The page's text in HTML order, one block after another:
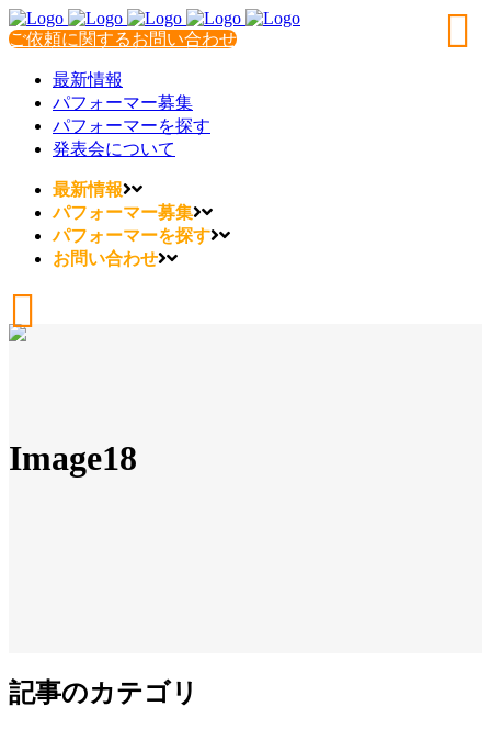
ご依頼に関するお問い合わせ
最新情報
パフォーマー募集
パフォーマーを探す
発表会について
最新情報
パフォーマー募集
パフォーマーを探す
お問い合わせ
Image18
記事のカテゴリ